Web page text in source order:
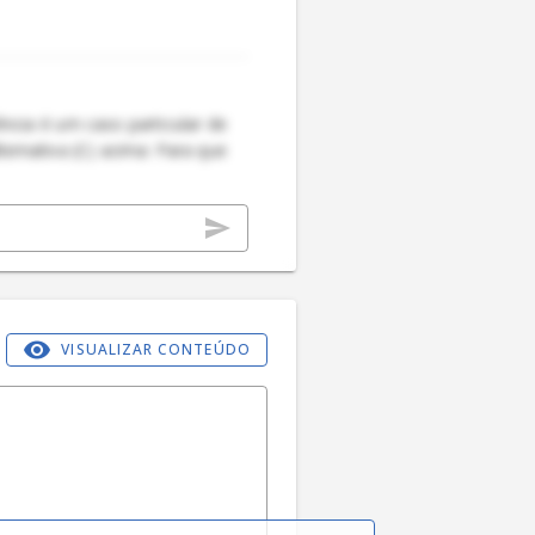
é um caso particular de
(C) acima: Para que
VISUALIZAR CONTEÚDO